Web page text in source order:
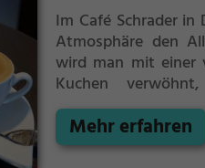
Im Café Schrader
Atmosphäre den
wird man mit einer
Kuchen
zwischendurch.
gesorgt, denn
Mehr erfahren